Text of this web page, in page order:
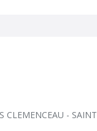
CLEMENCEAU - SAINT